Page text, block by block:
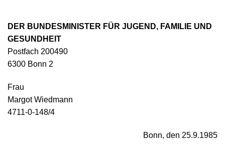
DER BUNDESMINISTER FÜR JUGEND, FAMILIE UND
GESUNDHEIT
Postfach 200490
6300 Bonn 2
Frau
Margot Wiedmann
4711-0-148/4
Bonn, den 25.9.1985